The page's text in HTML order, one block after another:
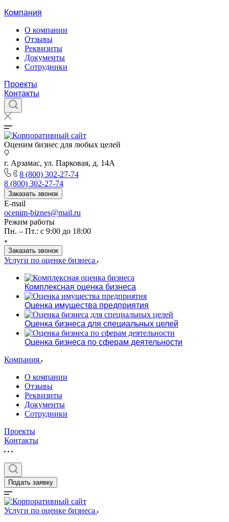
Компания
О компании
Отзывы
Реквизиты
Документы
Сотрудники
Проекты
Контакты
Оценим бизнес для любых целей
г. Арзамас, ул. Парковая, д. 14А
8 (800) 302-27-74
8 (800) 302-27-74
Заказать звонок
E-mail
ocenim-biznes@mail.ru
Режим работы
Пн. – Пт.: с 9:00 до 18:00
Заказать звонок
Услуги по оценке бизнеса
Комплексная оценка бизнеса
Оценка имущества предприятия
Оценка бизнеса для специальных целей
Оценка бизнеса по сферам деятельности
Компания
О компании
Отзывы
Реквизиты
Документы
Сотрудники
Проекты
Контакты
Подать заявку
Услуги по оценке бизнеса